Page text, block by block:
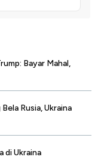
Bayar Mahal,
Rusia, Ukraina
di Ukraina